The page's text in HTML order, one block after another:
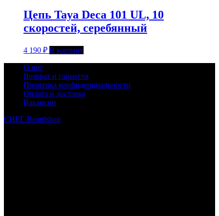
Цепь Taya Deca 101 UL, 10
скоростей, серебянный
4 190 ₽ В корзину
О нас
Возврат и гарантия
Политика конфиденциальности
Оплата и доставка
Вакансии
СНЕГ-Boardshop